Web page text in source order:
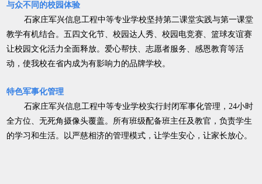
与众不同的校园体验
石家庄军兴信息工程中等专业学校坚持第二课堂实践与第一课堂
教学有机结合。五四文化节、校园达人秀、校园电竞赛、篮球友谊赛
让校园文化活力全面释放。爱心帮扶、志愿者服务、感恩教育等活
动，使我校在省内成为有影响力的品牌学校。
特色军事化管理
石家庄军兴信息工程中等专业学校实行封闭军事化管理，24小时
全方位、无死角摄像头覆盖。所有班级配备班主任及教官，负责学生
的学习和生活。以严慈相济的管理模式，让学生安心，让家长放心。